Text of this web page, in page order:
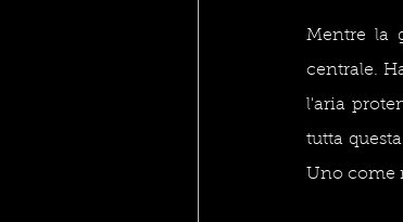
Mentre la
centrale.
l'aria
tutta
Uno come